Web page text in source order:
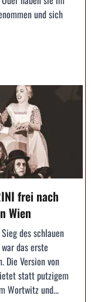
und sich
frei nach
Wien
des schlauen
das erste
Die Version von
statt putzigem
Wortwitz und...